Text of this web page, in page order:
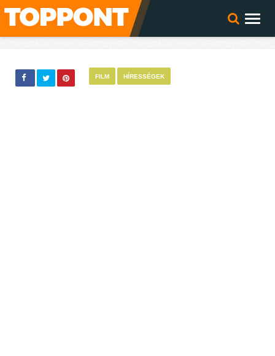
FILM HÍRESSÉGEK